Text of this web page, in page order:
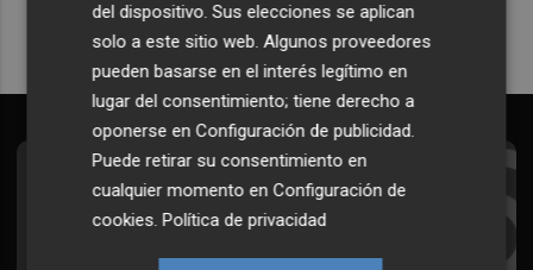
Suscríbete al Boletín
Todos los días a primera hora en tu email
del dispositivo. Sus elecciones se aplican
solo a este sitio web. Algunos proveedores
pueden basarse en el interés legítimo en
lugar del consentimiento; tiene derecho a
oponerse enConfiguración de publicidad.
Puede retirar su consentimiento en
cualquier momento enConfiguración de
cookies.Política de privacidad